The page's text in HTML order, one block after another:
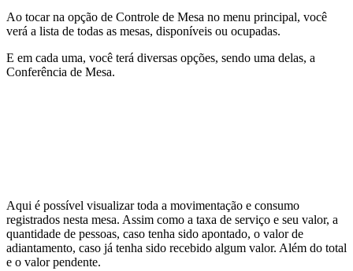
Ao tocar na opção de Controle de Mesa no menu principal, você
verá a lista de todas as mesas, disponíveis ou ocupadas.
E em cada uma, você terá diversas opções, sendo uma delas, a
Conferência de Mesa.
Aqui é possível visualizar toda a movimentação e consumo
registrados nesta mesa. Assim como a taxa de serviço e seu valor, a
quantidade de pessoas, caso tenha sido apontado, o valor de
adiantamento, caso já tenha sido recebido algum valor. Além do total
e o valor pendente.